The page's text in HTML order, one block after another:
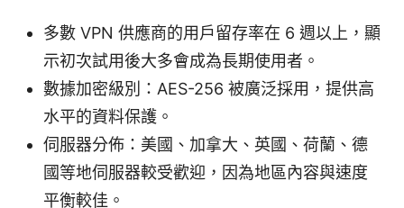
多數 VPN 供應商的用戶留存率在 6 週以上，顯
示初次試用後大多會成為長期使用者。
數據加密級別：AES-256 被廣泛採用，提供高
水平的資料保護。
伺服器分佈：美國、加拿大、英國、荷蘭、德
國等地伺服器較受歡迎，因為地區內容與速度
平衡較佳。